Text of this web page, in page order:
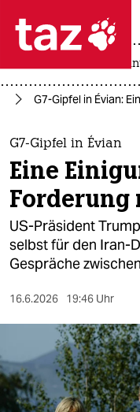
 taz
themen
politik
öko
gesellschaft
sport
berlin
nord
usa
G7-Gipfel in Évian:
G7-Gipfel in Évian
Eine
Forderung
US-Präsident
selbst für den Iran-
Gespräche
16.6.2026 19:46 Uhr